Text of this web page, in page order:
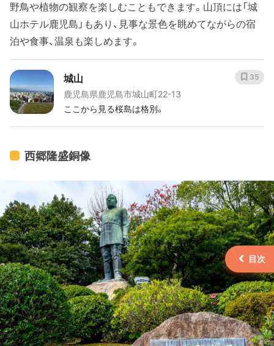
野鳥や植物の観察を楽しむこともできます。山頂には「城
山ホテル鹿児島」もあり、見事な景色を眺めてながらの宿
泊や食事、温泉も楽しめます。
城山
鹿児島県鹿児島市城山町22-13
ここから見る桜島は格別。
35
西郷隆盛銅像